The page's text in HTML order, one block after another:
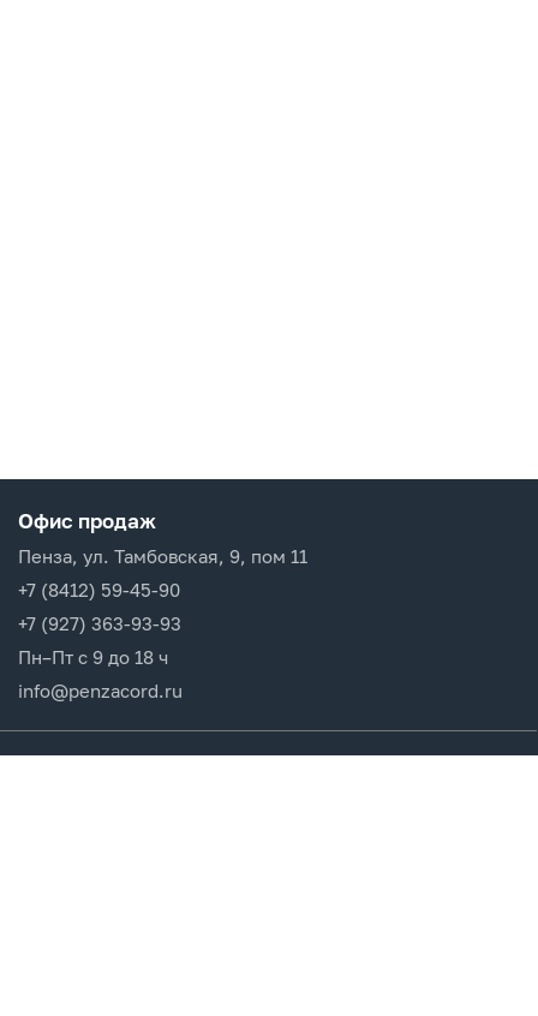
Офис продаж
Пенза, ул. Тамбовская, 9, пом 11
+7 (8412) 59-45-90
+7 (927) 363-93-93
Пн–Пт с 9 до 18 ч
info@penzacord.ru
Производители